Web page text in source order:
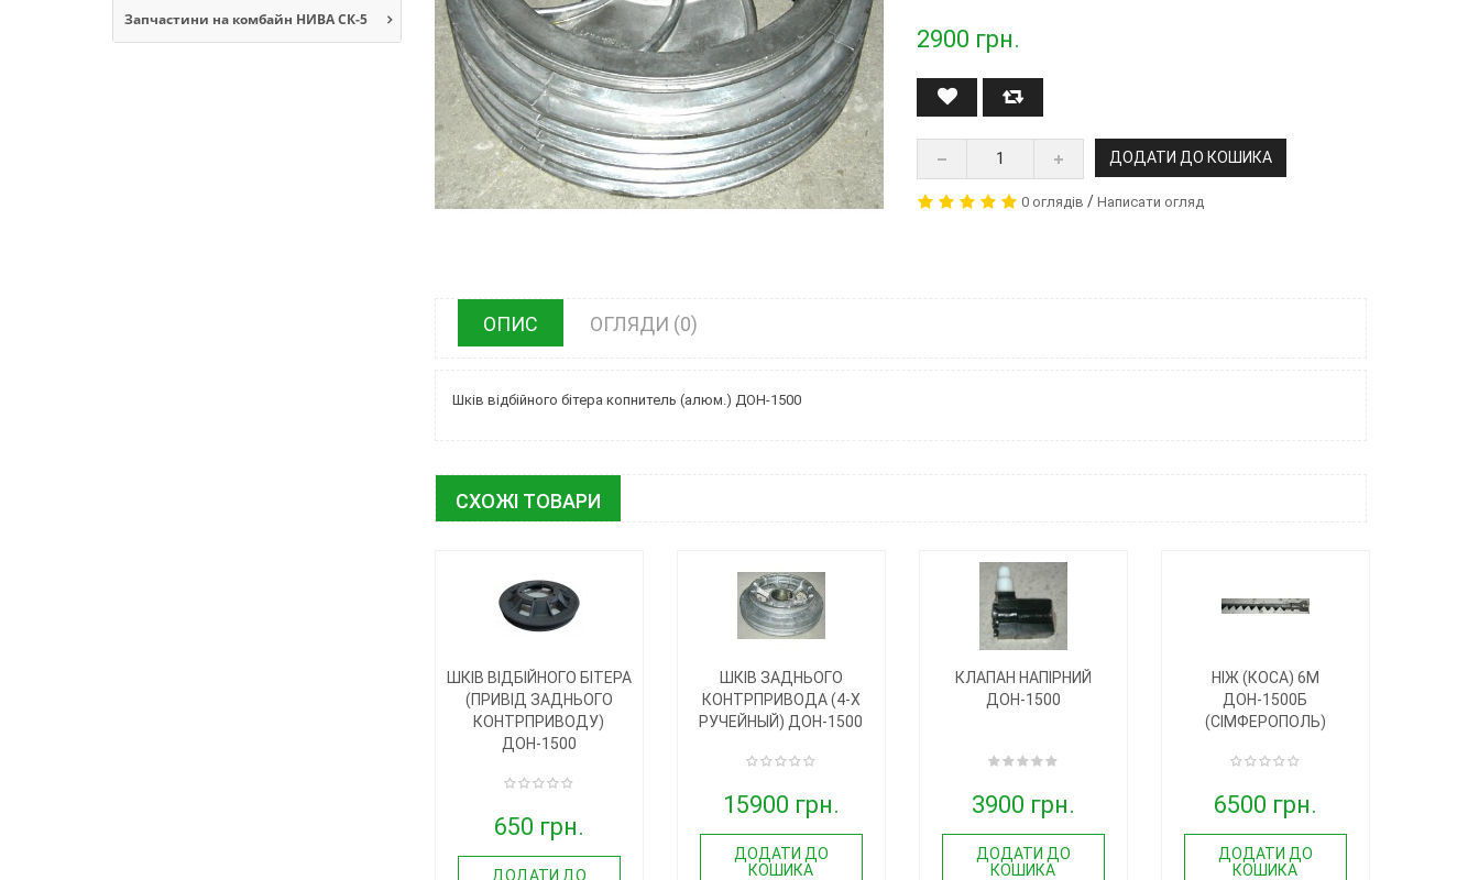
Запчастини на комбайн НИВА СК-5
2900 грн.
ДОДАТИ ДО КОШИКА
0 оглядів /Написати огляд
ОПИС ОГЛЯДИ (0)
Шків відбійного бітера копнитель (алюм.) ДОН-1500
СХОЖІ ТОВАРИ
ШКІВ ВІДБІЙНОГО БІТЕРА
(ПРИВІД ЗАДНЬОГО
КОНТРПРИВОДУ)
ДОН-1500
650 грн.
ДОДАТИ ДО
ШКІВ ЗАДНЬОГО
КОНТРПРИВОДА (4-Х
РУЧЕЙНЫЙ) ДОН-1500
15900 грн.
ДОДАТИ ДО
КОШИКА
КЛАПАН НАПІРНИЙ
ДОН-1500
3900 грн.
ДОДАТИ ДО
КОШИКА
НІЖ (КОСА) 6М
ДОН-1500Б
(СІМФЕРОПОЛЬ)
6500 грн.
ДОДАТИ ДО
КОШИКА